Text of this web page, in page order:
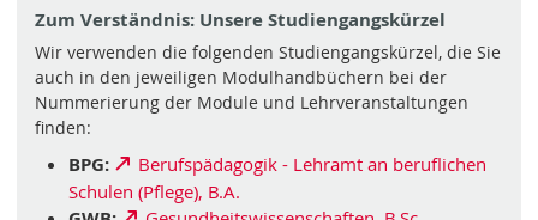
Der Prüfungsausschuss ist entsprechend
§
33 der PflAPrVwie folgt zusammengesetzt (Stand:
13.10.2025):
stellvertretender Vorsitz: Prof. Dr. Stefanie Kämper
weitere Mitglieder: Prof. Dr. Barbara Weigl, Heike
weiteres Mitglied: Prof. Dr. Harald Seider
Ersatzmitglieder: Prof. Dr. Stefan K. Lhachimi, Prof.
Dr. Axel Mühlbacher
Studentische Mitglieder: Luise Schweder, Dr. Olaf
Kujajewski
Vertretende studentische Mitglieder: Tino Hilpert
Zum Verständnis: Unsere Studiengangskürzel
Wir verwenden die folgenden Studiengangskürzel, die Sie
auch in den jeweiligen Modulhandbüchern bei der
Nummerierung der Module und Lehrveranstaltungen
finden:
BPG:
Berufspädagogik - Lehramt an beruflichen
Schulen (Pflege), B.A.